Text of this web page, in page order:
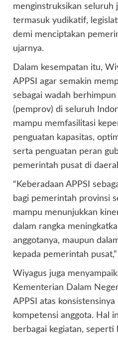
menginstruksikan seluruh
termasuk yudikatif,
demi menciptakan
ujarnya.
Dalam kesempatan itu,
APPSI agar semakin
sebagai wadah
(pemprov) di seluruh
mampu memfasilitasi
penguatan kapasitas,
serta penguatan peran
pemerintah pusat di
“Keberadaan APPSI
bagi pemerintah provinsi
mampu menunjukkan
dalam rangka
anggotanya, maupun
kepada pemerintah
Wiyagus juga
Kementerian Dalam
APPSI atas
kompetensi anggota. Hal
berbagai kegiatan,